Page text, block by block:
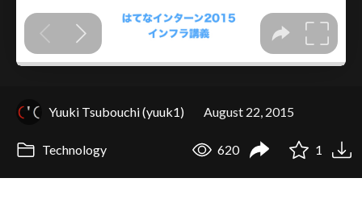
Yuuki Tsubouchi (yuuk1) August 22, 2015
Technology 620 1